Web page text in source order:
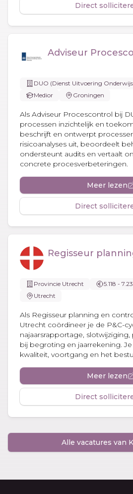
Direct
Adviseur
DUO (Dienst Uitvoering
Medior
Groningen
Als Adviseur Procescontrol bij
processen inzichtelijk en
beschrijft en ontwerpt
risicoanalyses uit, beoordeelt
ondersteunt audits en vertaalt
concrete procesverbeteringen.
Meer lezen
Direct
Regisseur
Provincie Utrecht 5.118 -
Utrecht
Als Regisseur planning en
Utrecht coördineer je de P&C-
najaarsrapportage,
bij begroting en jaarrekening.
kwaliteit, voortgang en het
Meer lezen
Direct
Alle vacatures van